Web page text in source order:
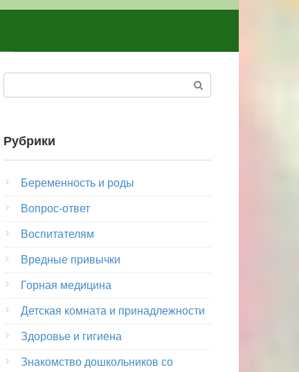
Рубрики
Беременность и роды
Вопрос-ответ
Воспитателям
Вредные привычки
Горная медицина
Детская комната и принадлежности
Здоровье и гигиена
Знакомство дошкольников со